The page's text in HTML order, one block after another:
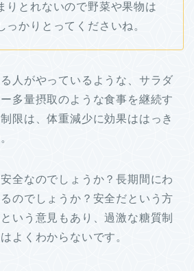
りとれないので野菜や果物は
っかりとってくださいね。
人がやっているような、サラダ
多量摂取のような食事を継続す
限は、体重減少に効果ははっき
全なのでしょうか？長期間にわ
のでしょうか？安全だという方
いう意見もあり、過激な糖質制
よくわからないです。